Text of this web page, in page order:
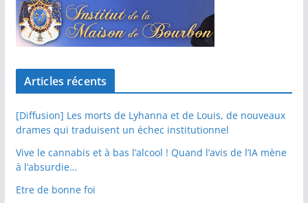
Articles récents
[Diffusion] Les morts de Lyhanna et de Louis, de nouveaux
drames qui traduisent un échec institutionnel
Vive le cannabis et à bas l’alcool ! Quand l’avis de l’IA mène
à l’absurdie…
Etre de bonne foi